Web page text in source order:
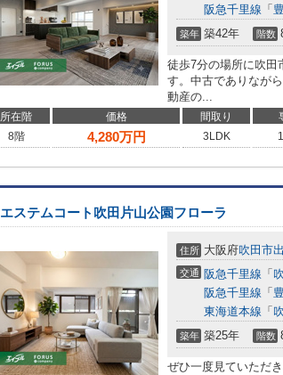
阪急千里線 「
築年 築42年 階数
徒歩7分の場所に吹田
す。中古でありなが
動産の...
所在階 価格 間取り
8階
4,280万円 3LDK
エステムコート吹田片山公園フローラ
住所 大阪府吹田市
交通 阪急千里線 「
阪急千里線 「
東海道本線 「
築年 築25年 階数
ぜひ一度見ていただ